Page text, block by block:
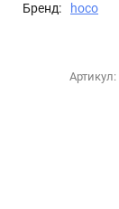
Бренд: hoco
Артикул: